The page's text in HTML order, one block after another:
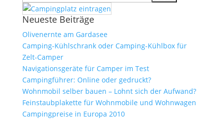
Neueste Beiträge
Olivenernte am Gardasee
Camping-Kühlschrank oder Camping-Kühlbox für
Zelt-Camper
Navigationsgeräte für Camper im Test
Campingführer: Online oder gedruckt?
Wohnmobil selber bauen – Lohnt sich der Aufwand?
Feinstaubplakette für Wohnmobile und Wohnwagen
Campingpreise in Europa 2010